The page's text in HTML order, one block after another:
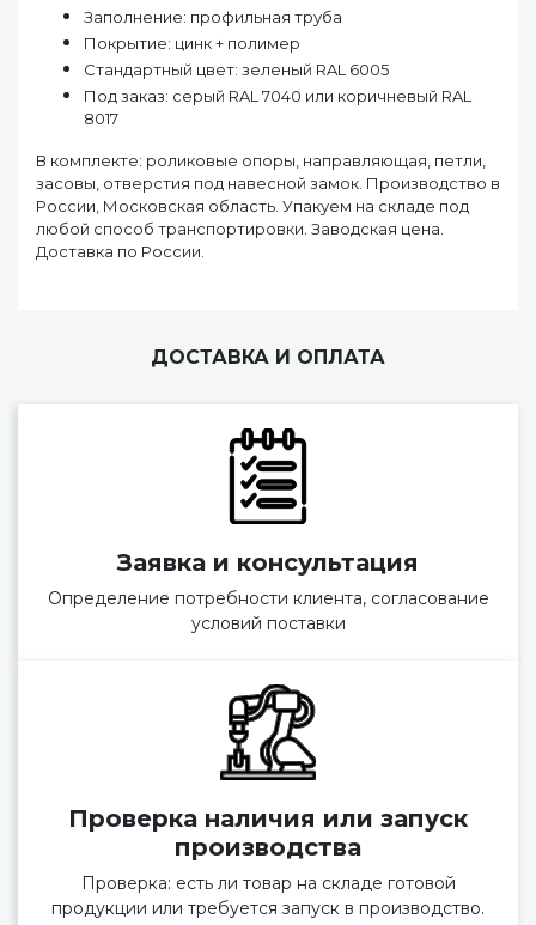
Заполнение: профильная труба
Покрытие: цинк + полимер
Стандартный цвет: зеленый RAL 6005
Под заказ: серый RAL 7040 или коричневый RAL
8017
В комплекте: роликовые опоры, направляющая, петли,
засовы, отверстия под навесной замок. Производство в
России, Московская область. Упакуем на складе под
любой способ транспортировки. Заводская цена.
Доставка по России.
ДОСТАВКА И ОПЛАТА
Заявка и консультация
Определение потребности клиента, согласование
условий поставки
Проверка наличия или запуск
производства
Проверка: есть ли товар на складе готовой
продукции или требуется запуск в производство.